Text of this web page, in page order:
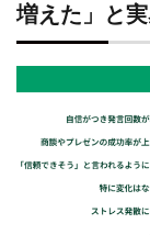
増えた」と